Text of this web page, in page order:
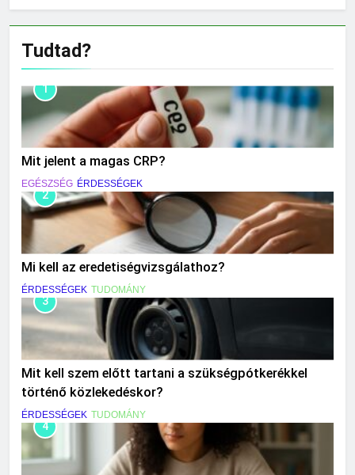
Tudtad?
1
Mit jelent a magas CRP?
EGÉSZSÉG ÉRDESSÉGEK
2
Mi kell az eredetiségvizsgálathoz?
ÉRDESSÉGEK TUDOMÁNY
3
Mit kell szem előtt tartani a szükségpótkerékkel
történő közlekedéskor?
ÉRDESSÉGEK TUDOMÁNY
4